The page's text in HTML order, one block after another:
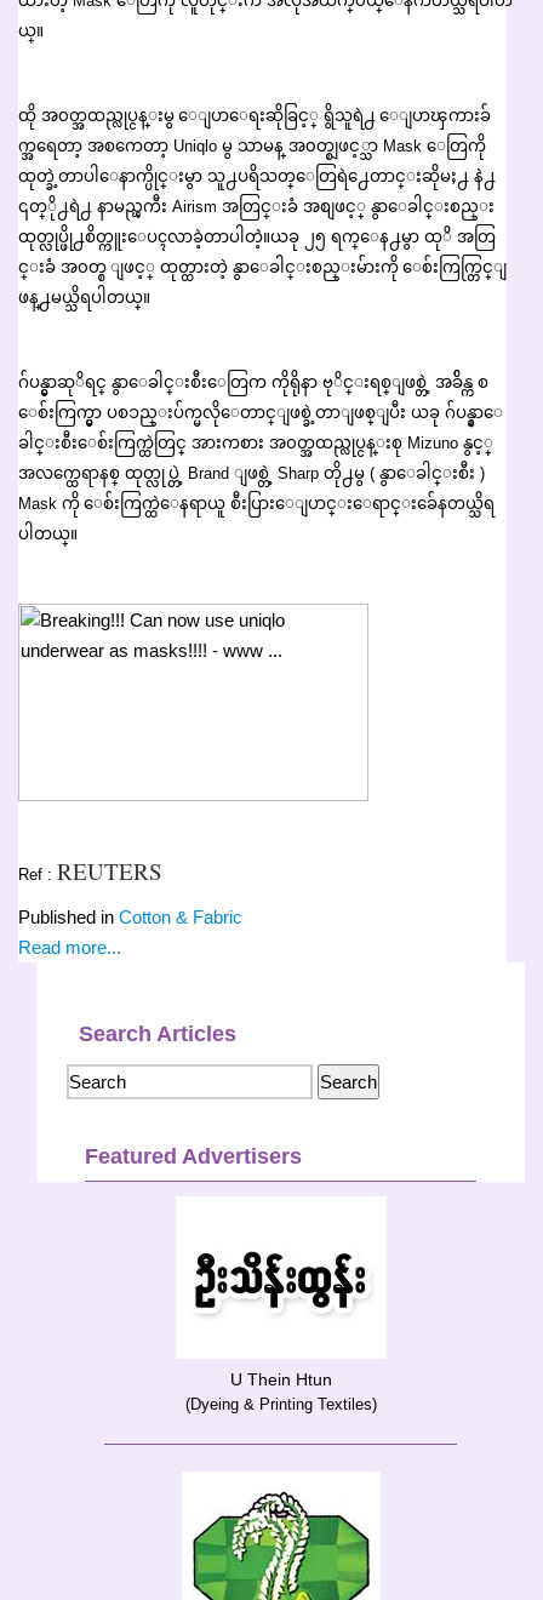
ယ္။
ထို အ၀တ္အထည္လုပ္ငန္းမွ ေျပာေရးဆိုခြင့္ ရွိသူရဲ႕ ေျပာၾကားခ်
က္အရေတာ့ အစကေတာ့ Uniqlo မွ သာမန္ အ၀တ္စျဖင့္သာ Mask ေတြကို
ထုတ္ခဲ့တာပါေနာက္ပိုင္းမွာ သူ႕ပရိသတ္ေတြရဲ႕ေတာင္းဆိုမႈ႕ နဲ႕
၎တ္ို႕ရဲ႕ နာမည္ၾကီး Airism အတြင္းခံ အစျဖင့္ နွာေခါင္းစည္း
ထုတ္လုပ္ဖို႕စိတ္ကူးေပၚလာခဲ့တာပါတဲ့။ယခု ၂၅ ရက္ေန႕မွာ ထုိ အတြ
င္းခံ အ၀တ္စ ျဖင့္ ထုတ္ထားတဲ့ နွာေခါင္းစည္းမ်ားကို ေစ်းကြက္တြင္ျ
ဖန္႕မယ္သိရပါတယ္။
ဂ်ပန္မွာဆုိရင္ နွာေခါင္းစီးေတြက ကိုရိုနာ ဗုိင္းရစ္ျဖစ္တဲ့ အခ်ိန္က စ
ေစ်းကြက္မွာ ပစၥည္းပ်က္မလိုေတာင္ျဖစ္ခဲ့တာျဖစ္ျပီး ယခု ဂ်ပန္နွာေ
ခါင္းစီးေစ်းကြက္ထဲတြင္ အားကစား အ၀တ္အထည္လုပ္ငန္းစု Mizuno နွင့္
အလက္ထေရာနစ္ ထုတ္လုပ္တဲ့ Brand ျဖစ္တဲ့ Sharp တို႕မွ ( နွာေခါင္းစီး )
Mask ကို ေစ်းကြက္ထဲေနရာယူ စီးပြားေျပာင္းေရာင္းခ်ေနတယ္သိရ
ပါတယ္။
Ref : REUTERS
Published in Cotton & Fabric
Read more...
Search Articles
Featured Advertisers
U Thein Htun
(Dyeing & Printing Textiles)